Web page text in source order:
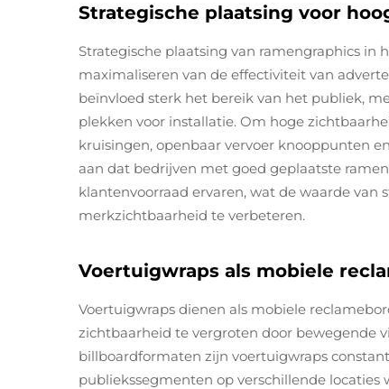
Strategische plaatsing voor
Strategische plaatsing van ramengraphics in
maximaliseren van de effectiviteit van
beïnvloed sterk het bereik van het publiek,
plekken voor installatie. Om hoge
kruisingen, openbaar vervoer knooppunten
aan dat bedrijven met goed geplaatste
klantenvoorraad ervaren, wat de waarde van
merkzichtbaarheid te verbeteren.
Voertuigwraps als mobiele
Voertuigwraps dienen als mobiele
zichtbaarheid te vergroten door bewegende
billboardformaten zijn voertuigwraps
publiekssegmenten op verschillende